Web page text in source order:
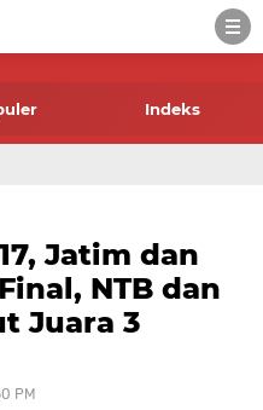
Indeks
Jatim dan
NTB dan
Juara 3
PM